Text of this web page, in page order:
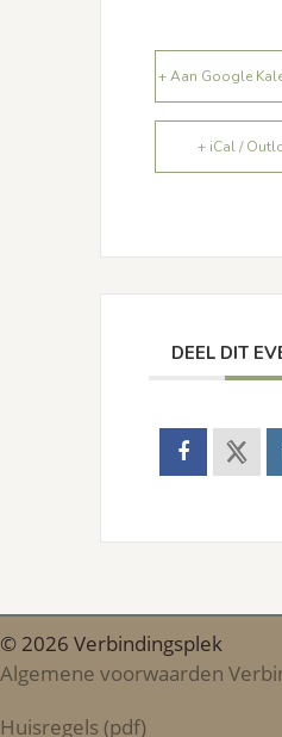
+ Aan Google
+ iCal /
DEEL DIT
© 2026 Verbindingsplek
Algemene voorwaarden
Huisregels (pdf)